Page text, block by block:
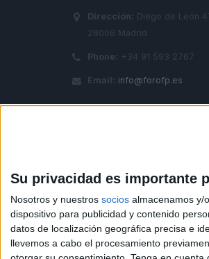
Su privacidad es importante
Nosotros y nuestros socios almacenamos y/
dispositivo para publicidad y contenido
datos de localización geográfica precisa e
llevemos a cabo el procesamiento
Dirección:
Diego de León
28006 Madrid
Phone: +34 91 593 2767
Email: info@forofp.es
© Compás Mediterráneo SL.